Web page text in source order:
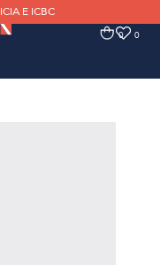
E ICBC
0 0